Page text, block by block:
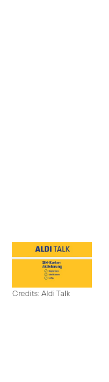
Credits: Aldi Talk